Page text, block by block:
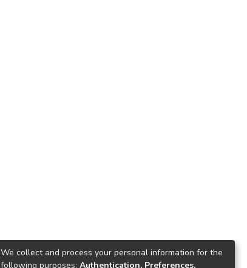
We collect and process your personal information for the
following purposes: Authentication, Preferences,